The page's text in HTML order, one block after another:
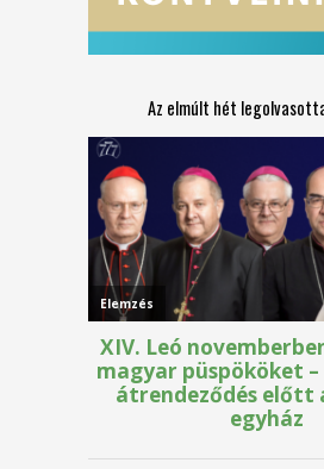
Az elmúlt hét